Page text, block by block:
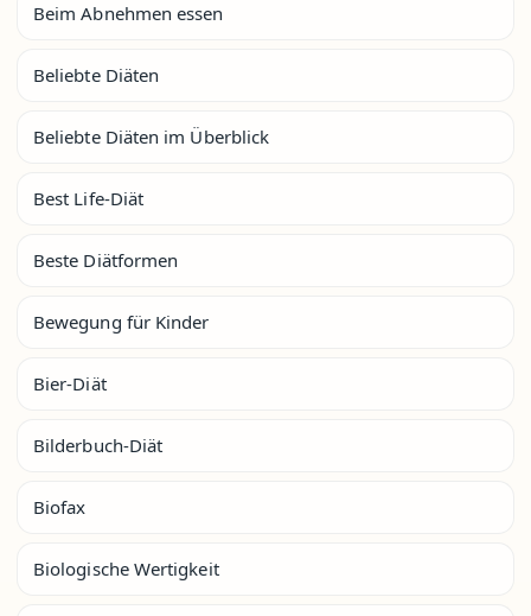
Beim Abnehmen essen
Beliebte Diäten
Beliebte Diäten im Überblick
Best Life-Diät
Beste Diätformen
Bewegung für Kinder
Bier-Diät
Bilderbuch-Diät
Biofax
Biologische Wertigkeit